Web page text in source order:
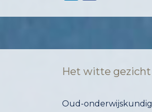
Het witte gezicht
Oud-